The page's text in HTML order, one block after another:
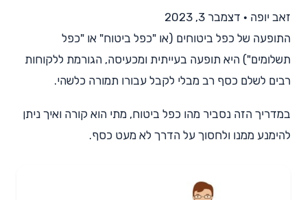
זאב יופה • דצמבר 3, 2023
התופעה של כפל ביטוחים (או "כפל ביטוח" או "כפל
תשלומים") היא תופעה בעייתית ומכעיסה, הגורמת ללקוחות
רבים לשלם כסף רב מבלי לקבל עבורו תמורה כלשהי.
במדריך הזה נסביר מהו כפל ביטוח, מתי הוא קורה ואיך ניתן
להימנע ממנו ולחסוך על הדרך לא מעט כסף.